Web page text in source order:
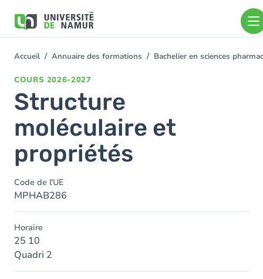
contenu
You
Accueil Annuaire des formations Bachelier en sciences
COURS 2026-2027
Structure
moléculaire et
propriétés
Code de l'UE
MPHAB286
Horaire
25 10
Quadri 2